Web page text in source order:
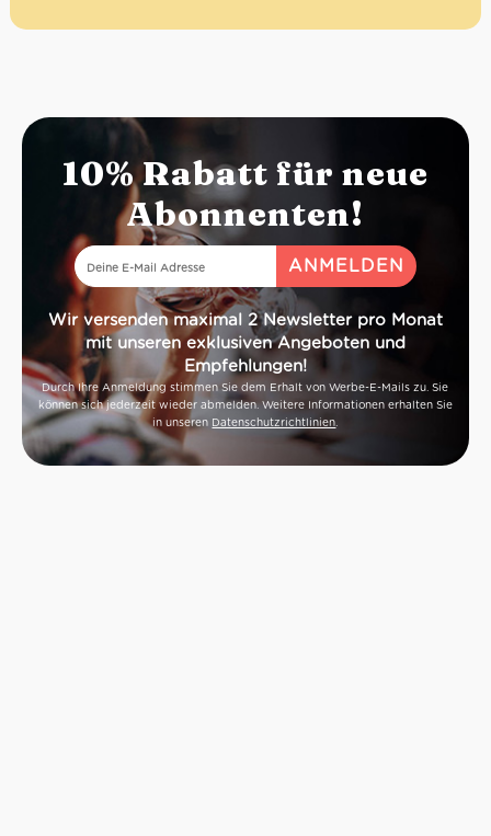
10% Rabatt für neue
Abonnenten!
Wir versenden maximal 2 Newsletter pro Monat
mit unseren exklusiven Angeboten und
Empfehlungen!
Durch Ihre Anmeldung stimmen Sie dem Erhalt von Werbe-E-Mails zu. Sie
können sich jederzeit wieder abmelden. Weitere Informationen erhalten Sie
in unseren Datenschutzrichtlinien